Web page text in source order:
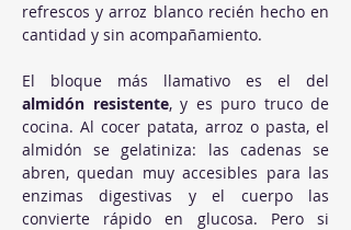
refrescos y arroz blanco recién hecho en
cantidad y sin acompañamiento.
almidón resistente, y es puro truco de
cocina. Al cocer patata, arroz o pasta, el
almidón se gelatiniza: las cadenas se
abren, quedan muy accesibles para las
enzimas digestivas y el cuerpo las
convierte rápido en glucosa. Pero si